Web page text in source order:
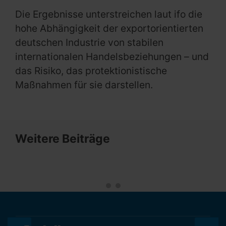
Die Ergebnisse unterstreichen laut ifo die
hohe Abhängigkeit der exportorientierten
deutschen Industrie von stabilen
internationalen Handelsbeziehungen – und
das Risiko, das protektionistische
Maßnahmen für sie darstellen.
Weitere Beiträge